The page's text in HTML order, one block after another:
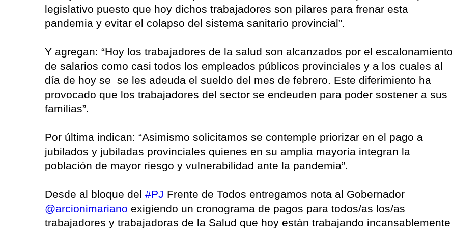
legislativo puesto que hoy dichos trabajadores son pilares para frenar esta
pandemia y evitar el colapso del sistema sanitario provincial”.
Y agregan: “Hoy los trabajadores de la salud son alcanzados por el escalonamiento
de salarios como casi todos los empleados públicos provinciales y a los cuales al
día de hoy se se les adeuda el sueldo del mes de febrero. Este diferimiento ha
provocado que los trabajadores del sector se endeuden para poder sostener a sus
familias”.
Por última indican: “Asimismo solicitamos se contemple priorizar en el pago a
jubilados y jubiladas provinciales quienes en su amplia mayoría integran la
población de mayor riesgo y vulnerabilidad ante la pandemia”.
Desde al bloque del #PJ Frente de Todos entregamos nota al Gobernador
@arcionimariano exigiendo un cronograma de pagos para todos/as los/as
trabajadores y trabajadoras de la Salud que hoy están trabajando incansablemente